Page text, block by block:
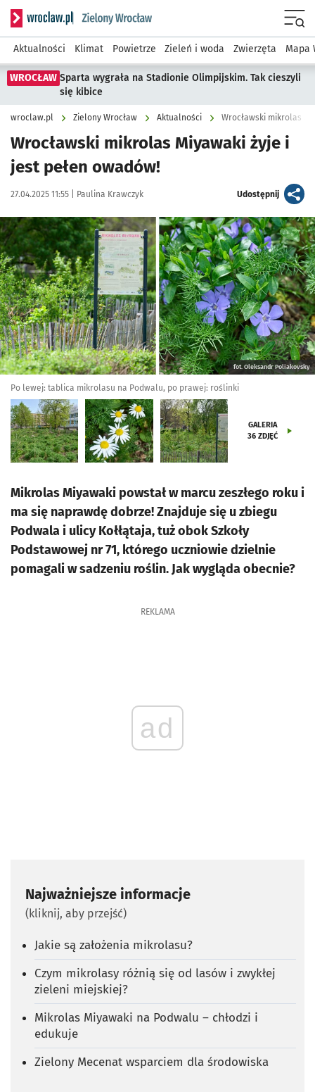
Serwis informacyjny wroclaw.pl podserwis: Środowisko we
Aktualności Klimat Powietrze Zieleń i woda Zwierzęta Mapa
WROCŁAW Sparta wygrała na Stadionie Olimpijskim. Tak cieszyli
się kibice
wroclaw.pl Zielony Wrocław Aktualności Wrocławski mikrolas
Wrocławski mikrolas Miyawaki żyje i
jest pełen owadów!
Data publikacji:
27.04.2025 11:55 | Autor:
Paulina Krawczyk Udostępnijartykuł
Kliknij, aby zobaczyć galerię
fot. Oleksandr Poliakovsky
Po lewej: tablica mikrolasu na Podwalu, po prawej: roślinki
GALERIA
36 ZDJĘĆ
Mikrolas Miyawaki powstał w marcu zeszłego roku i
ma się naprawdę dobrze! Znajduje się u zbiegu
Podwala i ulicy Kołłątaja, tuż obok Szkoły
Podstawowej nr 71, którego uczniowie dzielnie
pomagali w sadzeniu roślin. Jak wygląda obecnie?
REKLAMA
ad
Najważniejsze informacje
(kliknij, aby przejść)
Jakie są założenia mikrolasu?
Czym mikrolasy różnią się od lasów i zwykłej
zieleni miejskiej?
Mikrolas Miyawaki na Podwalu – chłodzi i
edukuje
Zielony Mecenat wsparciem dla środowiska